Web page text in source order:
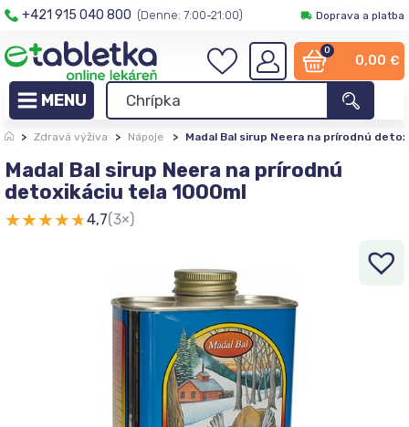
+421 915 040 800 (Denne: 7:00-21:00) Doprava a platba
0
0,00 €
> Zdravá výživa > Nápoje > Madal Bal sirup Neera na prírodnú
Madal Bal sirup Neera na prírodnú
detoxikáciu tela 1000ml
★★★★★4,7(3×)